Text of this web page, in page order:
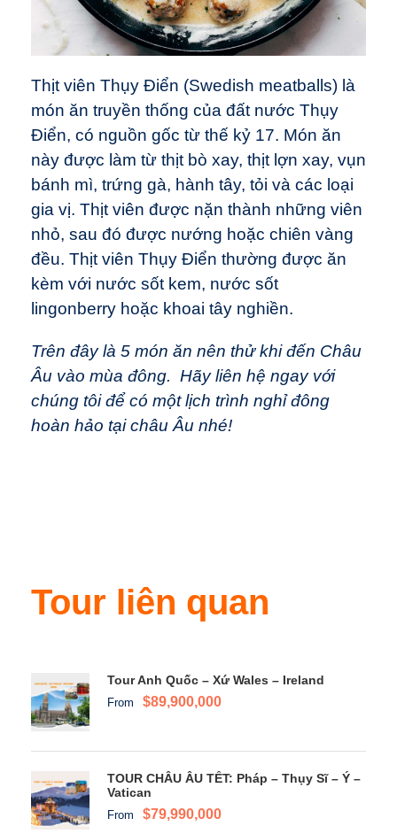
Thịt viên Thụy Điển (Swedish meatballs) là
món ăn truyền thống của đất nước Thụy
Điển, có nguồn gốc từ thế kỷ 17. Món ăn
này được làm từ thịt bò xay, thịt lợn xay, vụn
bánh mì, trứng gà, hành tây, tỏi và các loại
gia vị. Thịt viên được nặn thành những viên
nhỏ, sau đó được nướng hoặc chiên vàng
đều. Thịt viên Thụy Điển thường được ăn
kèm với nước sốt kem, nước sốt
lingonberry hoặc khoai tây nghiền.
Trên đây là 5 món ăn nên thử khi đến Châu
Âu vào mùa đông. Hãy liên hệ ngay với
chúng tôi để có một lịch trình nghỉ đông
hoàn hảo tại châu Âu nhé!
Tour liên quan
Tour Anh Quốc – Xứ Wales – Ireland
From $89,900,000
TOUR CHÂU ÂU TẾT: Pháp – Thụy Sĩ – Ý –
Vatican
From $79,990,000